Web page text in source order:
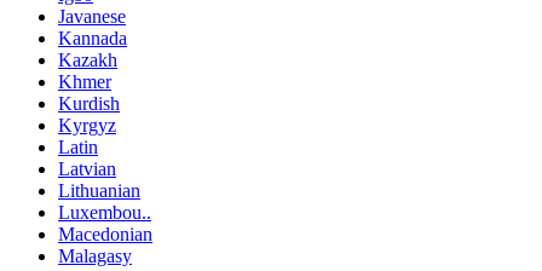
Javanese
Kannada
Kazakh
Khmer
Kurdish
Kyrgyz
Latin
Latvian
Lithuanian
Luxembou..
Macedonian
Malagasy